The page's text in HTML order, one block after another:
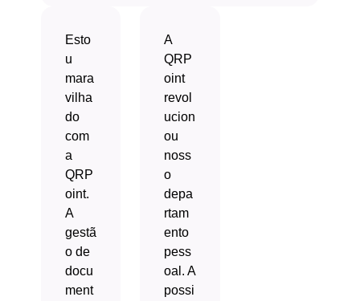
Esto
u
mara
vilha
do
com
a
QRP
oint.
A
gestã
o de
docu
ment
A
QRP
oint
revol
ucion
ou
noss
o
depa
rtam
ento
pess
oal. A
possi